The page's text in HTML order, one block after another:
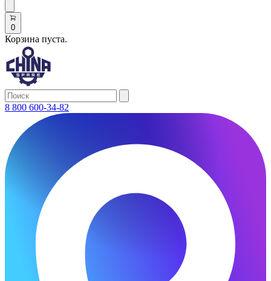
0
Корзина пуста.
8 800 600-34-82